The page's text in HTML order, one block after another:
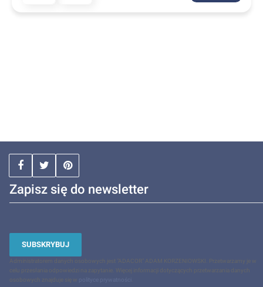
Zapisz się do newsletter
SUBSKRYBUJ
Administratorem danych osobowych jest "ADACOR" ADAM KORZENIOWSKI. Przetwarzamy je w
celu przesłania odpowiedzi na zapytanie. Więcej informacji dotyczących przetwarzania danych
osobowych znajduje się w